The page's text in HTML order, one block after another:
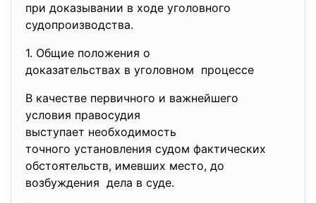
при доказывании в ходе уголовного
судопроизводства.
1. Общие положения о
доказательствах в уголовном процессе
В качестве первичного и важнейшего
условия правосудия
выступает необходимость
точного установления судом фактических
обстоятельств, имевших место, до
возбуждения дела в суде.